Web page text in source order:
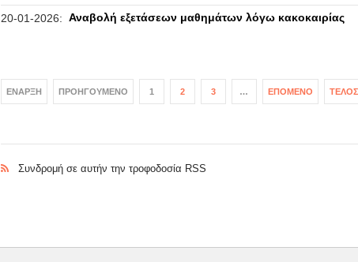
20-01-2026: Αναβολή εξετάσεων μαθημάτων λόγω κακοκαιρίας
ΈΝΑΡΞΗ ΠΡΟΗΓΟΎΜΕΝΟ 1 2 3 … ΕΠΌΜΕΝΟ ΤΈΛΟΣ
Συνδρομή σε αυτήν την τροφοδοσία RSS